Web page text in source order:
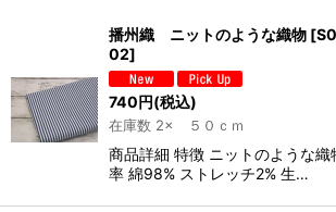
絞り込む
播州織 ニットのような織物 [
02]
740円(税込)
在庫数 2× ５０ｃｍ
商品詳細 特徴 ニットのような織
率 綿98% ストレッチ2% 生…